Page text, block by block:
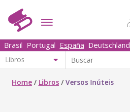
Brasil Portugal España Deutschland
Home / Libros /Versos Inúteis